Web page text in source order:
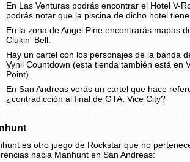
En Las Venturas podrás encontrar el Hotel V-
podrás notar que la piscina de dicho hotel
En la zona de Angel Pine encontrarás mapas
Clukin' Bell.
Hay un cartel con los personajes de la banda
Vynil Countdown (esta tienda también está en
Point).
En San Andreas verás un cartel que hace
¿contradicción al final de GTA: Vice City?
es otro juego de Rockstar que no
hacia Manhunt en San Andreas: